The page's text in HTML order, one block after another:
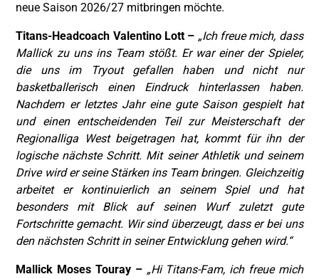
neue Saison 2026/27 mitbringen möchte.
Titans-Headcoach Valentino Lott – „Ich freue mich, dass
Mallick zu uns ins Team stößt. Er war einer der Spieler,
die uns im Tryout gefallen haben und nicht nur
basketballerisch einen Eindruck hinterlassen haben.
Nachdem er letztes Jahr eine gute Saison gespielt hat
und einen entscheidenden Teil zur Meisterschaft der
Regionalliga West beigetragen hat, kommt für ihn der
logische nächste Schritt. Mit seiner Athletik und seinem
Drive wird er seine Stärken ins Team bringen. Gleichzeitig
arbeitet er kontinuierlich an seinem Spiel und hat
besonders mit Blick auf seinen Wurf zuletzt gute
Fortschritte gemacht. Wir sind überzeugt, dass er bei uns
den nächsten Schritt in seiner Entwicklung gehen wird.“
Mallick Moses Touray – „Hi Titans-Fam, ich freue mich